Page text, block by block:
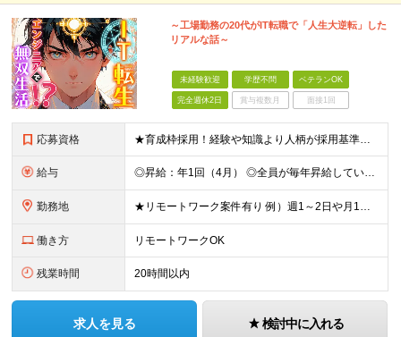
～工場勤務の20代がIT転職で「人生大逆転」した
リアルな話～
未経験歓迎 学歴不問 ベテランOK
完全週休2日 賞与複数月 面接1回
応募資格 ★育成枠採用！経験や知識より人柄が採用基準です ★文系出身や未経験、第二新卒の方大歓迎 ★20代～30代活躍中 ■学歴不問 ■PCの基本操作ができる方（Word、Excelへの文字入力など） ≪こ
給与 ◎昇給：年1回（4月） ◎全員が毎年昇給しています！ ◎決算賞与：年1回（3月）※業績に応じて決算賞与支給 ◎想定年収：307万円～385万円 ■月給：24.3万円～31万円 ※経験・能力等を考慮
勤務地 ★リモートワーク案件有り 例）週1～2日や月1日の出社など ★転居を伴う転勤はありません ★勤務地は希望を考慮して決定 ▼下記エリアのいずれかのプロジェクト先となります 東京都、神奈川県、埼玉県、千
働き方 リモートワークOK
残業時間 20時間以内
求人を見る 検討中に入れる